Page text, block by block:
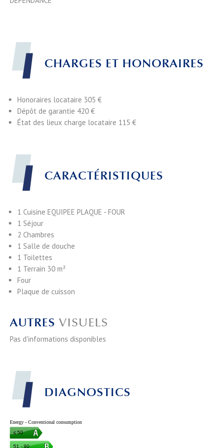
CARACTÉRISTIQUES
1 Cuisine EQUIPEE PLAQUE - FOUR
1 Séjour
2 Chambres
1 Salle de douche
1 Toilettes
1 Terrain 30 m²
Four
Plaque de cuisson
CHARGES ET HONORAIRES
Honoraires locataire 305 €
Dépôt de garantie 420 €
État des lieux charge locataire 115 €
AUTRES VISUELS
Pas d'informations disponibles
DIAGNOSTICS